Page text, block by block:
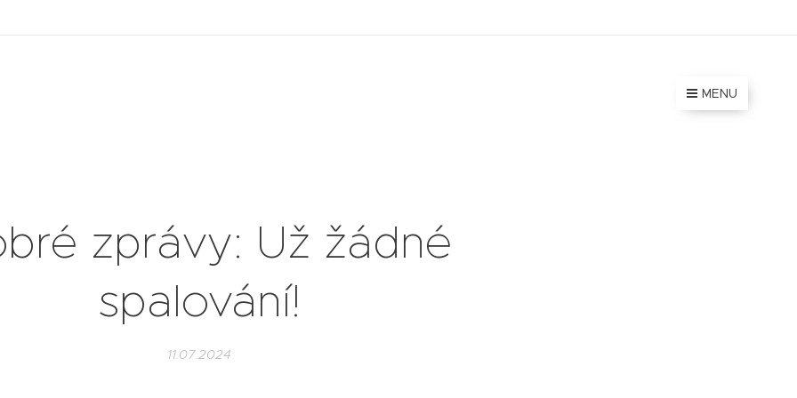
MENU
zprávy: Už žádné
spalování!
11.07.2024